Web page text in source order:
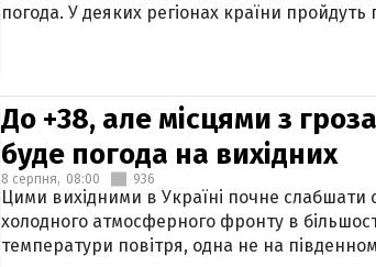
погода. У деяких регіонах країни
До +38, але місцями з
буде погода на вихідних
8 серпня, 08:00 936
Цими вихідними в Україні почне
холодного атмосферного фронту в
температури повітря, одна не на